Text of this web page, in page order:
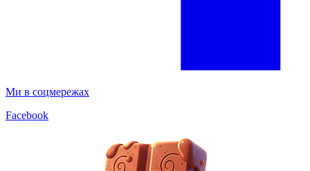
Ми в соцмережах
Facebook